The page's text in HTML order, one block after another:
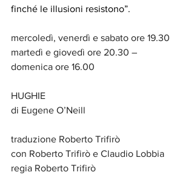
finché le illusioni resistono”.
mercoledì, venerdì e sabato ore 19.30
martedì e giovedì ore 20.30 –
domenica ore 16.00
HUGHIE
di Eugene O’Neill
traduzione Roberto Trifirò
con Roberto Trifirò e Claudio Lobbia
regia Roberto Trifirò